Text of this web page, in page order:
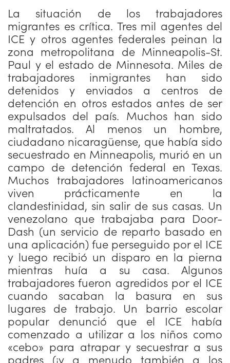
La situación de los trabajadores
migrantes es crítica. Tres mil agentes del
ICE y otros agentes federales peinan la
zona metropolitana de Minneapolis-St.
Paul y el estado de Minnesota. Miles de
trabajadores inmigrantes han sido
detenidos y enviados a centros de
detención en otros estados antes de ser
expulsados del país. Muchos han sido
maltratados. Al menos un hombre,
ciudadano nicaragüense, que había sido
secuestrado en Minneapolis, murió en un
campo de detención federal en Texas.
Muchos trabajadores latinoamericanos
viven prácticamente en la
clandestinidad, sin salir de sus casas. Un
venezolano que trabajaba para Door-
Dash (un servicio de reparto basado en
una aplicación) fue perseguido por el ICE
y luego recibió un disparo en la pierna
mientras huía a su casa. Algunos
trabajadores fueron agredidos por el ICE
cuando sacaban la basura en sus
lugares de trabajo. Un barrio escolar
popular denunció que el ICE había
comenzado a utilizar a los niños como
«cebo» para atrapar y secuestrar a sus
padres (¡y a menudo también a los